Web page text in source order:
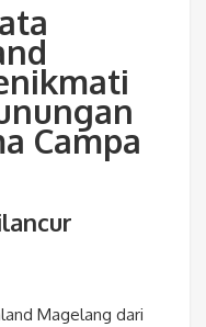
Campa
Magelang dari